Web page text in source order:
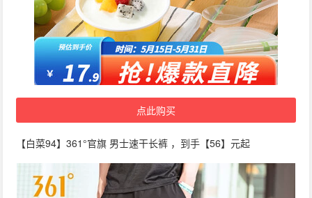
点此购买
【白菜94】361°官旗 男士速干长裤 ，到手【56】元起